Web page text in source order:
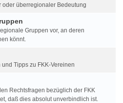
oder überregionaler Bedeutung
Gruppen vor, an deren
könnt.
Tipps zu FKK-Vereinen
Rechtsfragen bezüglich der FKK
daß dies absolut unverbindlich ist.